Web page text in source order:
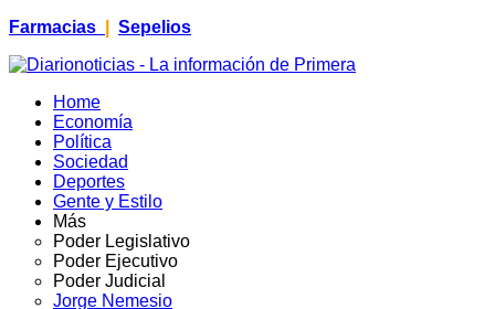
Farmacias Sepelios
Home
Economía
Política
Sociedad
Deportes
Gente y Estilo
Más
Poder Legislativo
Poder Ejecutivo
Poder Judicial
Jorge Nemesio